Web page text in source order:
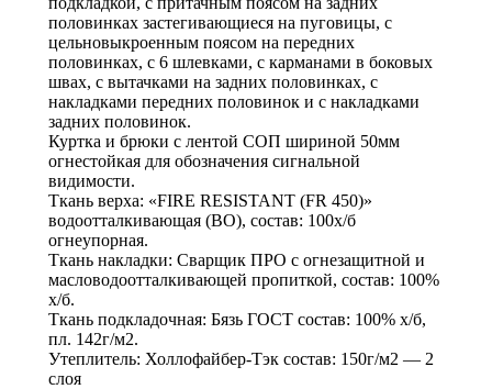
половинках застегивающиеся на пуговицы, с
цельновыкроенным поясом на передних
половинках, с 6 шлевками, с карманами в боковых
швах, с вытачками на задних половинках, с
накладками передних половинок и с накладками
задних половинок.
Куртка и брюки с лентой СОП шириной 50мм
огнестойкая для обозначения сигнальной
видимости.
Ткань верха: «FIRE RESISTANT (FR 450)»
водоотталкивающая (ВО), состав: 100х/б
огнеупорная.
Ткань накладки: Сварщик ПРО с огнезащитной и
масловодоотталкивающей пропиткой, состав: 100%
х/б.
Ткань подкладочная: Бязь ГОСТ состав: 100% х/б,
пл. 142г/м2.
Утеплитель: Холлофайбер-Тэк состав: 150г/м2 — 2
слоя